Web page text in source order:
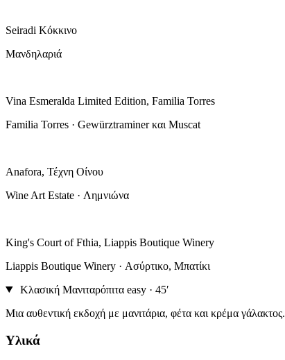
Seiradi Κόκκινο
Μανδηλαριά
Vina Esmeralda Limited Edition, Familia Torres
Familia Torres · Gewürztraminer και Muscat
Anafora, Τέχνη Οίνου
Wine Art Estate · Λημνιώνα
King's Court of Fthia, Liappis Boutique Winery
Liappis Boutique Winery · Ασύρτικο, Μπατίκι
Κλασική Μανιταρόπιτα easy · 45′
Μια αυθεντική εκδοχή με μανιτάρια, φέτα και κρέμα γάλακτος.
Υλικά